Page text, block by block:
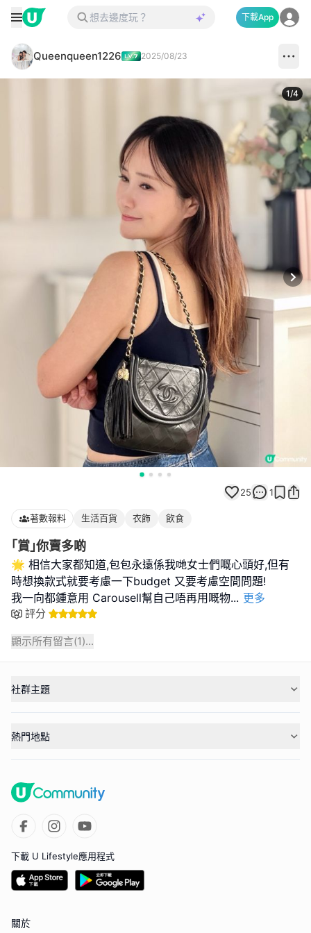
下載App
Queenqueen1226 2025/08/23
1/4
25 1
著數報料 生活百貨 衣飾 飲食
｢賞｣你賣多啲
🌟 相信大家都知道,包包永遠係我哋女士們嘅心頭好,但有
時想換款式就要考慮一下budget 又要考慮空間問題!
我一向都鍾意用 Carousell幫自己唔再用嘅物... 更多
評分
顯示所有留言(1)...
社群主題
熱門地點
下載 U Lifestyle應用程式
關於